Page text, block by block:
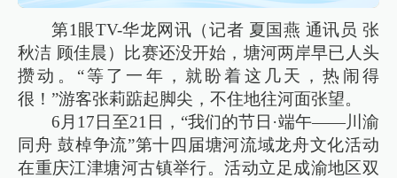
第1眼TV-华龙网讯（记者 夏国燕 通讯员 张
秋洁 顾佳晨）比赛还没开始，塘河两岸早已人头
攒动。“等了一年，就盼着这几天，热闹得
很！”游客张莉踮起脚尖，不住地往河面张望。
6月17日至21日，“我们的节日·端午——川渝
同舟 鼓棹争流”第十四届塘河流域龙舟文化活动
在重庆江津塘河古镇举行。活动立足成渝地区双